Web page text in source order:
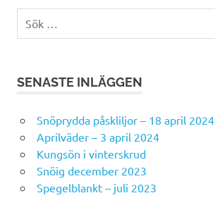
efter:
SENASTE INLÄGGEN
Snöprydda påskliljor – 18 april 2024
Aprilväder – 3 april 2024
Kungsön i vinterskrud
Snöig december 2023
Spegelblankt – juli 2023